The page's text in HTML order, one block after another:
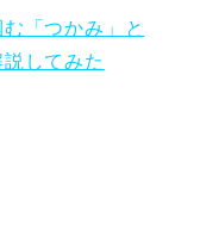
「つかみ」と
してみた